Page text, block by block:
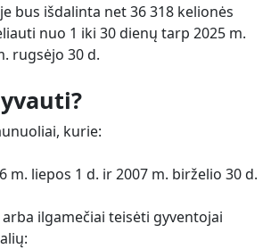
bus išdalinta net 36 318 kelionės
nuo 1 iki 30 dienų tarp 2025 m.
rugsėjo 30 d.
kurie:
m. liepos 1 d. ir 2007 m. birželio 30 d.
arba ilgamečiai teisėti gyventojai